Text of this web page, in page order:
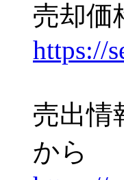
売却価
https://
売出情
から